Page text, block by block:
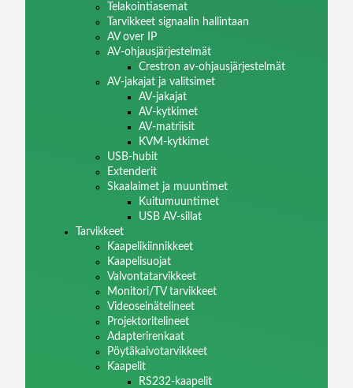
Telakointiasemat
Tarvikkeet signaalin hallintaan
AV over IP
AV-ohjausjärjestelmät
Crestron av-ohjausjärjestelmät
AV-jakajat ja valitsimet
AV-jakajat
AV-kytkimet
AV-matriisit
KVM-kytkimet
USB-hubit
Extenderit
Skaalaimet ja muuntimet
Kuitumuuntimet
USB AV-sillat
Tarvikkeet
Kaapelikiinnikkeet
Kaapelisuojat
Valvontatarvikkeet
Monitori/TV tarvikkeet
Videoseinätelineet
Projektoritelineet
Adapterirenkaat
Pöytäkaivotarvikkeet
Kaapelit
RS232-kaapelit